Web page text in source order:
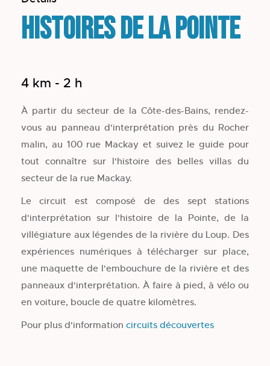
Histoires de la Pointe
4 km - 2 h
À partir du secteur de la Côte-des-Bains, rendez-
vous au panneau d'interprétation près du Rocher
malin, au 100 rue Mackay et suivez le guide pour
tout connaître sur l'histoire des belles villas du
secteur de la rue Mackay.
Le circuit est composé de des sept stations
d'interprétation sur l'histoire de la Pointe, de la
villégiature aux légendes de la rivière du Loup. Des
expériences numériques à télécharger sur place,
une maquette de l'embouchure de la rivière et des
panneaux d'interprétation. À faire à pied, à vélo ou
en voiture, boucle de quatre kilomètres.
Pour plus d'information circuits découvertes